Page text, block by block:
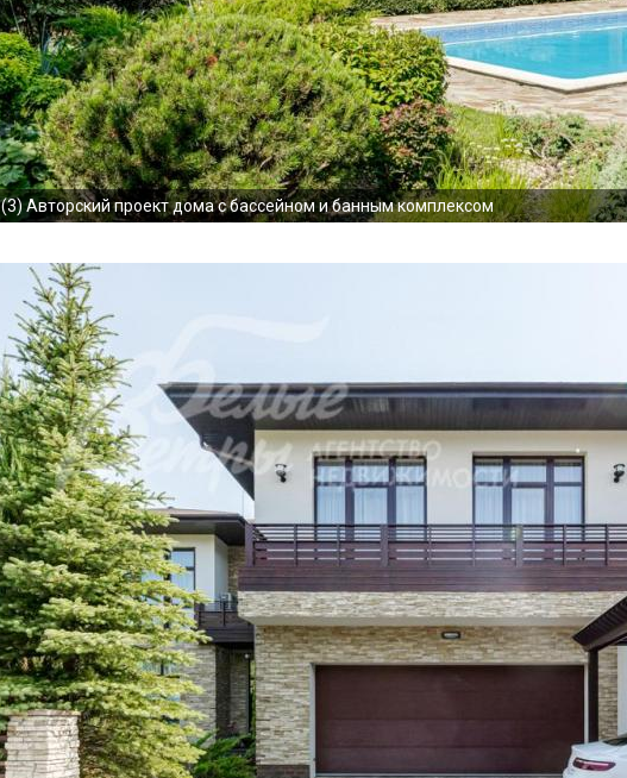
(3)Авторский проект дома с бассейном и банным комплексом